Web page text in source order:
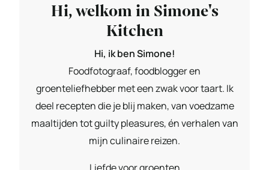
Hi, welkom in Simone's
Kitchen
Hi, ik ben Simone!
Foodfotograaf, foodblogger en
groenteliefhebber met een zwak voor taart. Ik
deel recepten die je blij maken, van voedzame
maaltijden tot guilty pleasures, én verhalen van
mijn culinaire reizen.